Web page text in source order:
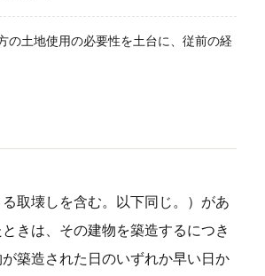
の土地使用の必要性を土台に、従前の経
取壊しを含む。以下同じ。）があ
きは、その建物を築造するにつき
築造された日のいずれか早い日か